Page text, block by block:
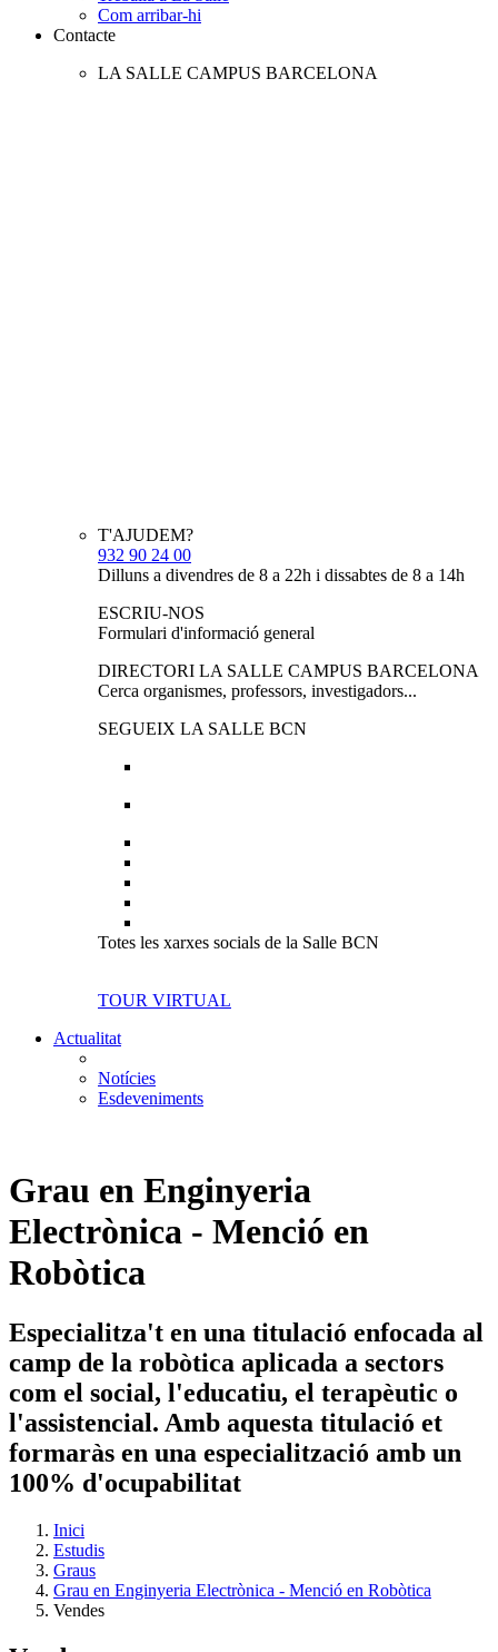
Com arribar-hi
Contacte
LA SALLE CAMPUS BARCELONA
T'AJUDEM?
932 90 24 00
Dilluns a divendres de 8 a 22h i dissabtes de 8 a 14h
ESCRIU-NOS
Formulari d'informació general
DIRECTORI LA SALLE CAMPUS BARCELONA
Cerca organismes, professors, investigadors...
SEGUEIX LA SALLE BCN
Totes les xarxes socials de la Salle BCN
TOUR VIRTUAL
Actualitat
Notícies
Esdeveniments
Grau en Enginyeria
Electrònica - Menció en
Robòtica
Especialitza't en una titulació enfocada al
camp de la robòtica aplicada a sectors
com el social, l'educatiu, el terapèutic o
l'assistencial. Amb aquesta titulació et
formaràs en una especialització amb un
100% d'ocupabilitat
Inici
Estudis
Graus
Grau en Enginyeria Electrònica - Menció en Robòtica
Vendes